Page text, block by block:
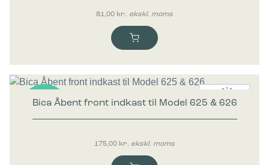
81,00 kr. ekskl. moms
Bica Åbent front indkast til Model 625 & 626
175,00 kr. ekskl. moms